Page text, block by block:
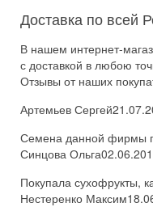
Доставка по всей
В нашем интернет-
с доставкой в любою
Отзывы от наших
Артемьев Сергей
Семена данной фирмы
Синцова Ольга
Покупала сухофрукты,
Нестеренко Максим